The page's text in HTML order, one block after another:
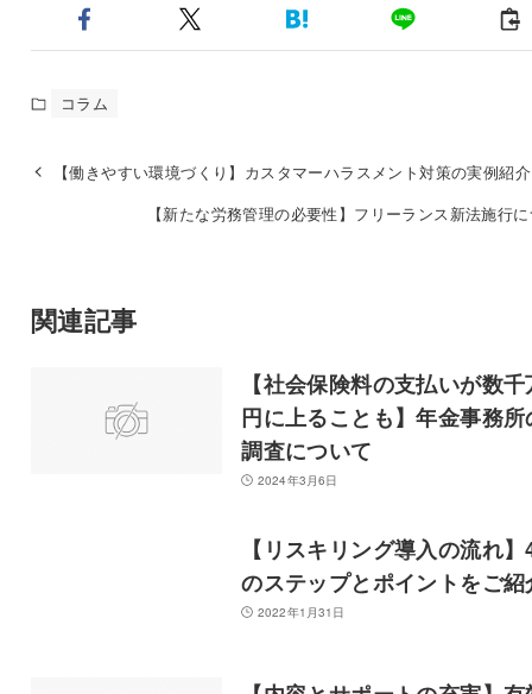
コラム
【働きやすい環境づくり】カスタマーハラスメント対策の実例紹介
【新たな労務管理の必要性】フリーランス新法施行
関連記事
【社会保険料の支払いが数千
円に上ることも】年金事務所
調査について
2024年3月6日
【リスキリング導入の流れ
のステップとポイントをご紹
2022年1月31日